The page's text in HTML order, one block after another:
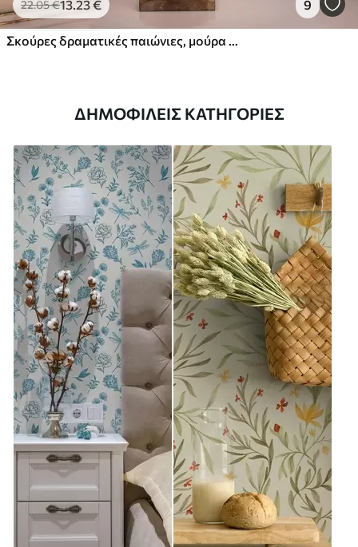
22.05€13.23€ 9
Σκούρες δραματικές παιώνιες, μούρα και πεταλούδα σε μαύρο φόντο
ΔΗΜΟΦΙΛΕΊΣ ΚΑΤΗΓΟΡΊΕΣ